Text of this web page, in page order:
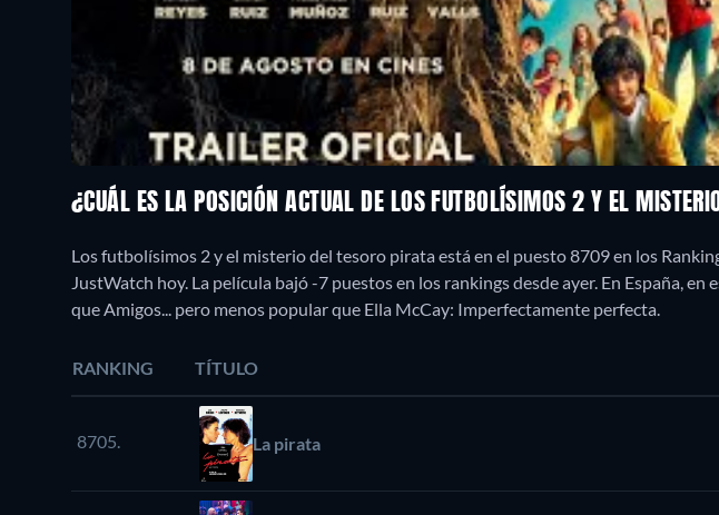
¿CUÁL ES LA POSICIÓN ACTUAL DE LOS FUTBOLÍSIMOS 2 Y EL
Los futbolísimos 2 y el misterio del tesoro pirata está en el puesto 8709 en los
JustWatch hoy. La película bajó -7 puestos en los rankings desde ayer. En España, en
que Amigos... pero menos popular que Ella McCay: Imperfectamente perfecta.
RANKING TÍTULO
8705. La pirata